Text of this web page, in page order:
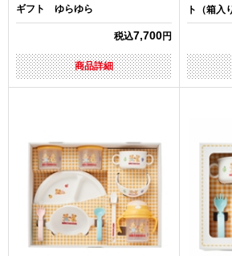
ギフト ゆらゆら
税込7,700円
商品詳細
ト（箱入